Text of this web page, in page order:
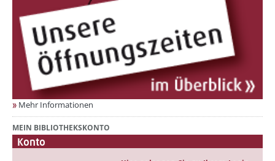
Mehr Informationen
MEIN BIBLIOTHEKSKONTO
Konto